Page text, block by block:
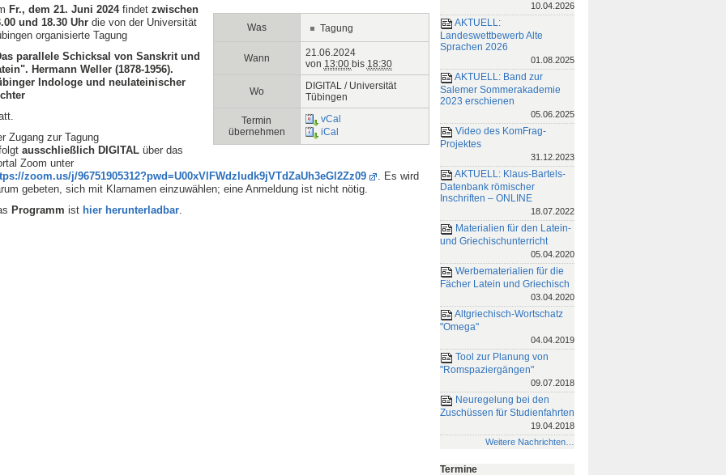
Was Tagung
Wann
21.06.2024
von 13:00 bis 18:30
Wo
DIGITAL / Universität
Tübingen
Termin
übernehmen
vCal
iCal
Fr., dem 21. Juni 2024findet zwischen
und 18.30 Uhr die von der Universität
organisierte Tagung
parallele Schicksal von Sanskrit und
Hermann Weller (1878-1956).
Indologe und neulateinischer
Zugang zur Tagung
ausschließlich DIGITAL über das
Zoom unter
zoom.us/j/96751905312?pwd=U00xVlFWdzludk9jVTdZaUh3eGl2Zz09
. Es wird
gebeten, sich mit Klarnamen einzuwählen; eine Anmeldung ist nicht nötig.
Programm ist hier herunterladbar
10.04.2026
AKTUELL:
Landeswettbewerb Alte
Sprachen 2026
01.08.2025
AKTUELL: Band zur
Salemer Sommerakademie
2023 erschienen
05.06.2025
Video des KomFrag-
Projektes
31.12.2023
AKTUELL: Klaus-Bartels-
Datenbank römischer
Inschriften – ONLINE
18.07.2022
Materialien für den Latein-
und Griechischunterricht
05.04.2020
Werbematerialien für die
Fächer Latein und Griechisch
03.04.2020
Altgriechisch-Wortschatz
"Omega"
04.04.2019
Tool zur Planung von
"Romspaziergängen"
09.07.2018
Neuregelung bei den
Zuschüssen für Studienfahrten
19.04.2018
Weitere Nachrichten…
Termine